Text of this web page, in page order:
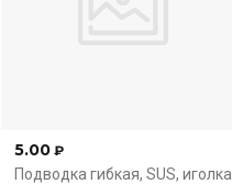
5.00 ₽
Подводка гибкая, SUS, иголка